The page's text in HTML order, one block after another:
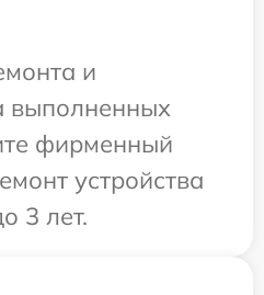
и
выполненных
фирменный
устройства
3 лет.